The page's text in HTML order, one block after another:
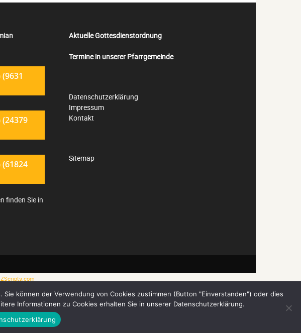
finden Sie in
Aktuelle Gottesdienstordnung
Termine in unserer Pfarrgemeinde
Datenschutzerklärung
Impressum
Kontakt
Sitemap
können der Verwendung von Cookies zustimmen (Button "Einverstanden") oder dies
Informationen zu Cookies erhalten Sie in unserer Datenschutzerklärung.